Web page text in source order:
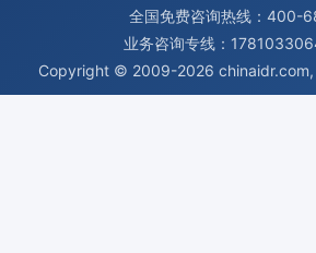
全国免费咨询热线：400-
业务咨询专线：
Copyright © 2009-2026 chinaidr.com